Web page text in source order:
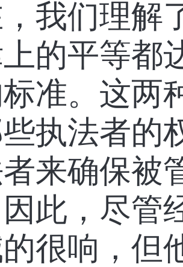
我们理解
的平等都
准。这两
执法者的
来确保被
此，尽管
很响，但